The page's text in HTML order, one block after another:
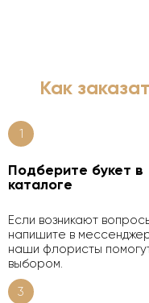
Как
1
Подберите букет в
каталоге
Если возникают
напишите в
наши флористы
выбором.
3